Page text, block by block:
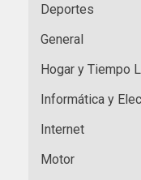
Deportes
General
Hogar y Tiempo
Informática y
Internet
Motor